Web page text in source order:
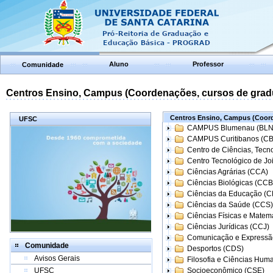
Comunidade Aluno Professor
Centros Ensino, Campus (Coordenações, cursos de
UFSC
Comunidade
Avisos Gerais
UFSC
Centros Ensino, Campus
CAMPUS Blumenau
CAMPUS Curitibanos
Centro de Ciências,
Centro Tecnológico de
Ciências Agrárias (CCA)
Ciências Biológicas
Ciências da Educação
Ciências da Saúde (CCS)
Ciências Físicas e
Ciências Jurídicas (CCJ)
Comunicação e
Desportos (CDS)
Filosofia e Ciências
Socioeconômico (CSE)